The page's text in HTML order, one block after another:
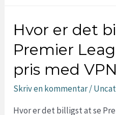
billigst
at
se
Champions
League?
Hvor er det
Premier
pris med
Skriv en kommentar/
Hvor er det billigst at se